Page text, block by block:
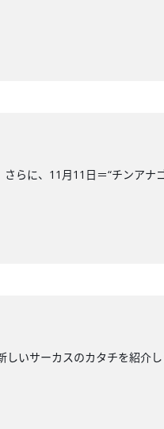
らに、11月11日＝“チンアナ
しいサーカスのカタチを紹介し